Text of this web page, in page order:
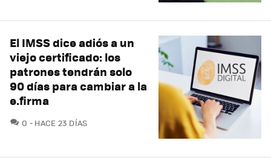
El IMSS dice adiós a un
viejo certificado: los
patrones tendrán solo
90 días para cambiar a la
e.firma
0 COMENTARIOS
HACE 23 DÍAS